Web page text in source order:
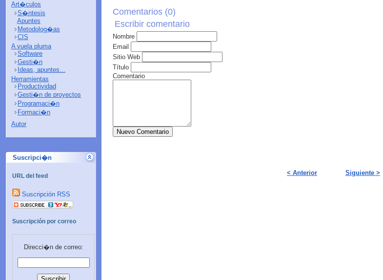
Art�culos
S�ntesis
Apuntes
Metodolog�as
CIS
A vuela pluma
Software
Gesti�n
Ideas, apuntes...
Herramientas
Productividad
Gesti�n de proyectos
Programaci�n
Formaci�n
Autor
Suscripci�n
URL del feed
Suscripción RSS
Suscripción por correo
Direcci�n de correo:
Comentarios (0)
Escribir comentario
Nombre
Email
Sitio Web
Título
Comentario
Nuevo Comentario
< Anterior Siguiente >